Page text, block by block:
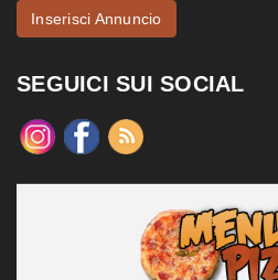
Inserisci Annuncio
SEGUICI SUI SOCIAL